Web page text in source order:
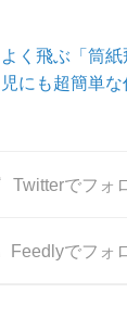
よく飛ぶ「筒
児にも超簡単
Twitterでフォ
Feedlyでフォ